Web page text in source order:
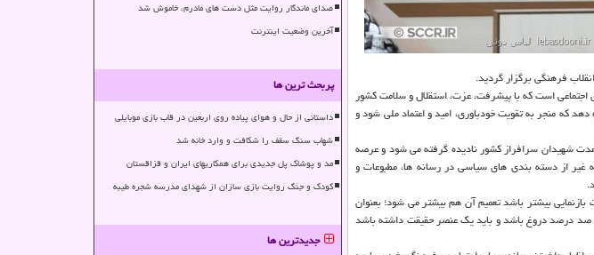
فرهنگی برگزار گردید.
است که با پیشرفت، عزت، استقلال و سلامت کشور
که منجر به تقویت خودباوری، امید و اعتماد ملی شود و
شود؛ چونکه در این صورت جهاد و مجاهدت شهیدان سرافراز کشور نادیده گرفته می شود و عرصه
از دسته بندی های سیاسی در رسانه ها، مطبوعات و
بیشتر باشد تعمیم آن هم بیشتر می شود؛ بعنوان
صد درصد دروغ باشد و باید یک عنصر حقیقت داشته باشد
صدای ماندگار روایت مثل دست های مادرم، خاموش شد
آخرین وضعیت اینترنت
پربحث ترین ها
داستانی از حال و هوای پیاده روی اربعین در قاب بازی موبایلی
شهاب سنگ سقف را شکافت و وارد خانه شد
مد و پوشاک پل جدیدی برای همکاریهای ایران و قزاقستان
کودک و جنگ روایت بازی سازان از شهدای مدرسه شجره طیبه
جدیدترین ها